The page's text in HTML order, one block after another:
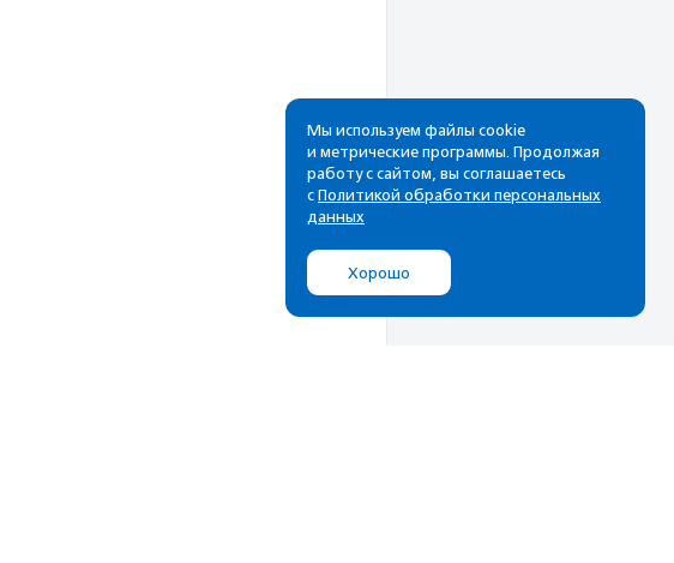
Мы используем файлы cookie
и метрические программы. Продолжая
работу с сайтом, вы соглашаетесь
с Политикой обработки персональных
данных
Хорошо